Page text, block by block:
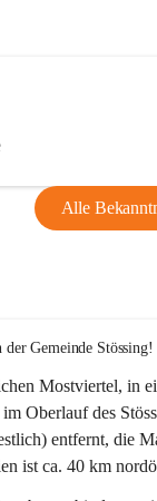
Alle
Gemeinde Stössing!
Mostviertel, in
Oberlauf des
entfernt, die
ist ca. 40 km